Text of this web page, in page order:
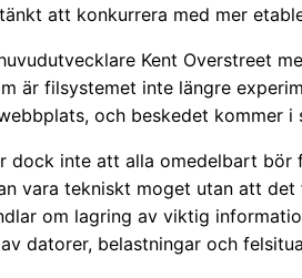
att konkurrera med mer
Kent Overstreet
är filsystemet inte längre
och beskedet kommer i
dock inte att alla omedelbart
vara tekniskt moget utan att
om lagring av viktig
datorer, belastningar och